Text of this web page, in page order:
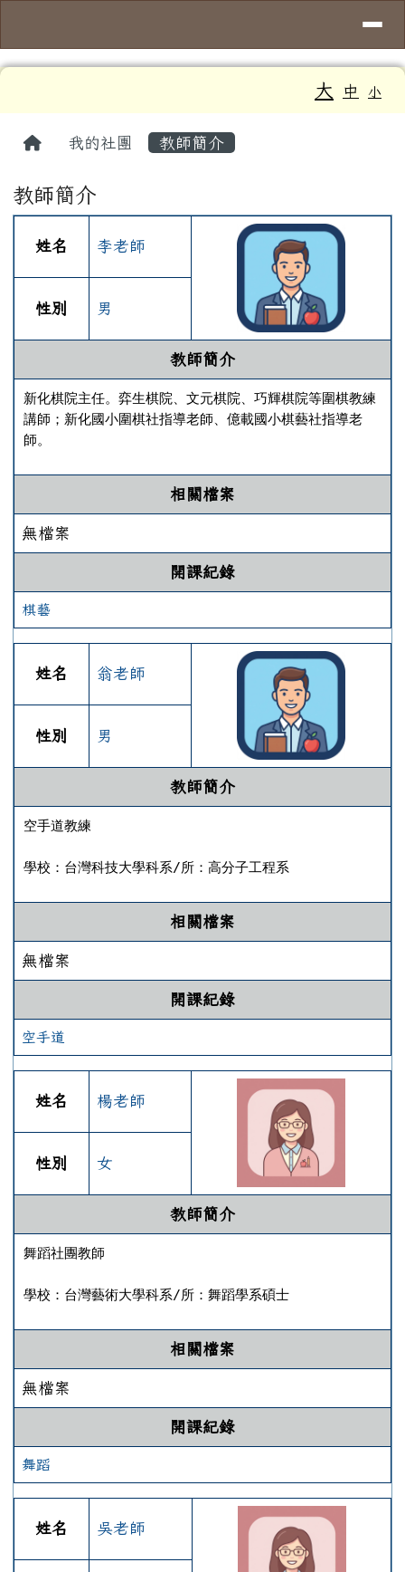
大 中 小
回首頁我的社團 教師簡介
教師簡介
姓名 李老師
性別 男
教師簡介
新化棋院主任。弈生棋院、文元棋院、巧輝棋院等圍棋教練
講師；新化國小圍棋社指導老師、億載國小棋藝社指導老
師。
相關檔案
無檔案
開課紀錄
棋藝
姓名 翁老師
性別 男
教師簡介
空手道教練
學校：台灣科技大學科系/所：高分子工程系
相關檔案
無檔案
開課紀錄
空手道
姓名 楊老師
性別 女
教師簡介
舞蹈社團教師
學校：台灣藝術大學科系/所：舞蹈學系碩士
相關檔案
無檔案
開課紀錄
舞蹈
姓名 吳老師